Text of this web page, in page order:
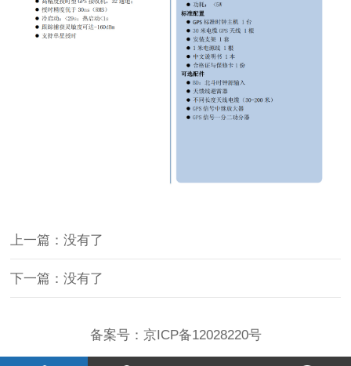
上一篇：没有了
下一篇：没有了
备案号： 京ICP备12028220号